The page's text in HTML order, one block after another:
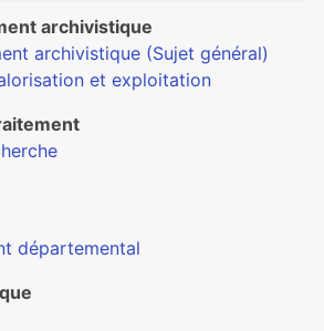
archivistique
archivistique (Sujet général)
et exploitation
départemental